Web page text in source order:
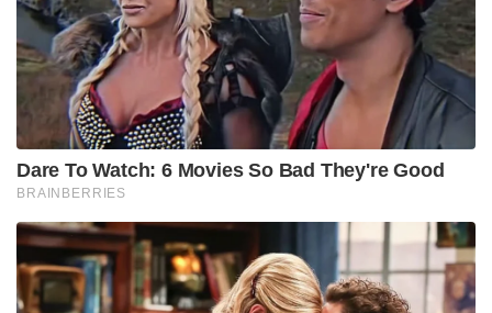
Dare To Watch: 6 Movies So Bad They're Good
BRAINBERRIES